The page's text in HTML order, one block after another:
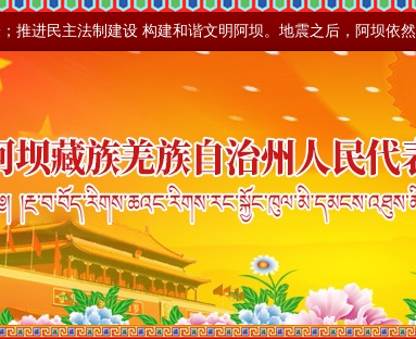
推进民主法制建设 构建和谐文明阿坝。地震之后，阿坝依然